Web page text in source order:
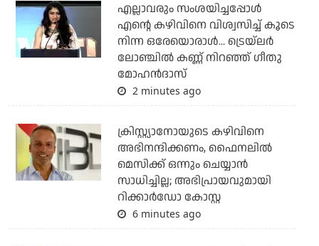
എല്ലാവരും സംശയിച്ചപ്പോള്‍
എന്റെ കഴിവിനെ വിശ്വസിച്ച് കൂടെ
നിന്ന ഒരേയൊരാള്‍... ട്രെയ്‌ലര്‍
ലോഞ്ചില്‍ കണ്ണ് നിറഞ്ഞ് ഗീതു
മോഹന്‍ദാസ്
2 minutes ago
ക്രിസ്റ്റ്യാനോയുടെ കഴിവിനെ
അഭിനന്ദിക്കണം, ഫൈനലില്‍
മെസിക്ക് ഒന്നും ചെയ്യാന്‍
സാധിച്ചില്ല; അഭിപ്രായവുമായി
റിക്കാര്‍ഡോ കോസ്റ്റ
6 minutes ago